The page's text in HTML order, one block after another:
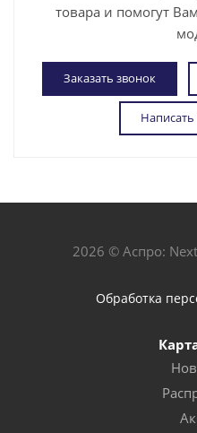
товара и помогут
Заказать звонок
Написать
2026 © Аспро:
Обработка